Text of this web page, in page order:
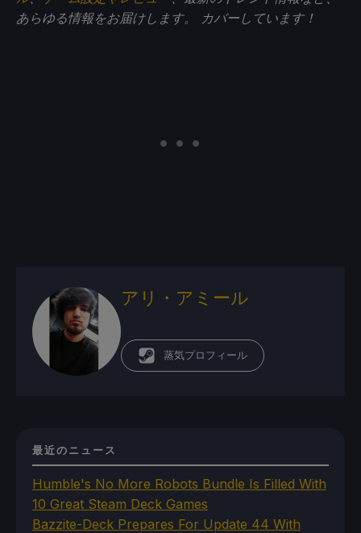
あらゆる情報をお届けします。
カバーしています！
アリ・アミール
蒸気プロフィール
最近のニュース
Humble's No More Robots Bundle Is Filled With
10 Great Steam Deck Games
Bazzite-Deck Prepares For Update 44 With